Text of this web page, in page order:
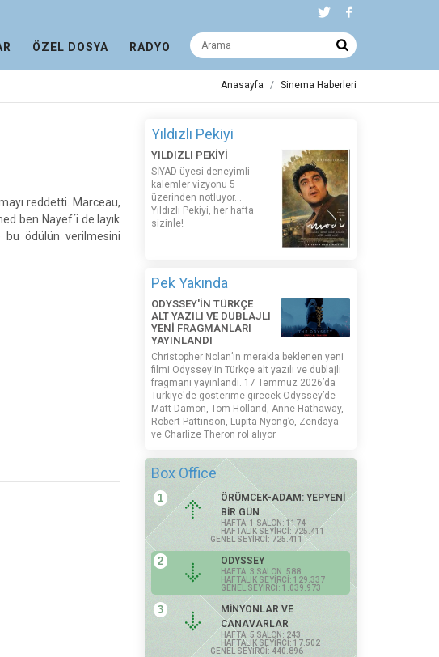
ÖZEL DOSYA RADYO
Anasayfa Sinema Haberleri
reddetti. Marceau,
ben Nayef´i de layık
bu ödülün verilmesini
Yıldızlı Pekiyi
YILDIZLI PEKİYİ
SİYAD üyesi deneyimli
kalemler vizyonu 5
üzerinden notluyor...
Yıldızlı Pekiyi, her hafta
sizinle!
Pek Yakında
ODYSSEY'İN TÜRKÇE
ALT YAZILI VE DUBLAJLI
YENİ FRAGMANLARI
YAYINLANDI
Christopher Nolan’ın merakla beklenen yeni
filmi Odyssey'in Türkçe alt yazılı ve dublajlı
fragmanı yayınlandı. 17 Temmuz 2026’da
Türkiye'de gösterime girecek Odyssey’de
Matt Damon, Tom Holland, Anne Hathaway,
Robert Pattinson, Lupita Nyong’o, Zendaya
ve Charlize Theron rol alıyor.
Box Office
1
ÖRÜMCEK-ADAM: YEPYENİ
BİR GÜN
HAFTA: 1 SALON: 1174
HAFTALIK SEYİRCİ: 725.411
GENEL SEYİRCİ: 725.411
2 ODYSSEY
HAFTA: 3 SALON: 588
HAFTALIK SEYİRCİ: 129.337
GENEL SEYİRCİ: 1.039.973
3
MİNYONLAR VE
CANAVARLAR
HAFTA: 5 SALON: 243
HAFTALIK SEYİRCİ: 17.502
GENEL SEYİRCİ: 440.896